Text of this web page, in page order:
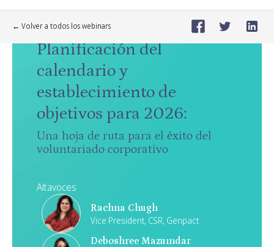
← Volver a todos los webinars
🗓️Nov 20, 2025
Planificación del
calendario y
establecimiento de
objetivos para 2026:
Una hoja de ruta para el éxito del
voluntariado corporativo
Altavoces
Rachna Chugh
Vice President, CSR, Genpact
Deboshree Mazumdar